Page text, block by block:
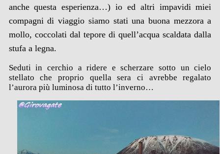
anche questa esperienza…) io ed altri impavidi miei
compagni di viaggio siamo stati una buona mezzora a
mollo, coccolati dal tepore di quell’acqua scaldata dalla
stufa a legna.
Seduti in cerchio a ridere e scherzare sotto un cielo
stellato che proprio quella sera ci avrebbe regalato
l’aurora più luminosa di tutto l’inverno…